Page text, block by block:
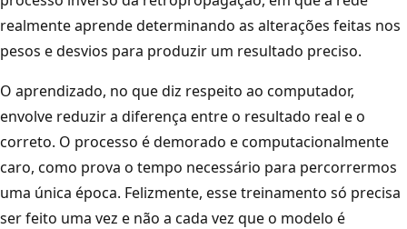
realmente aprende determinando as alterações feitas nos
pesos e desvios para produzir um resultado preciso.
O aprendizado, no que diz respeito ao computador,
envolve reduzir a diferença entre o resultado real e o
correto. O processo é demorado e computacionalmente
caro, como prova o tempo necessário para percorrermos
uma única época. Felizmente, esse treinamento só precisa
ser feito uma vez e não a cada vez que o modelo é